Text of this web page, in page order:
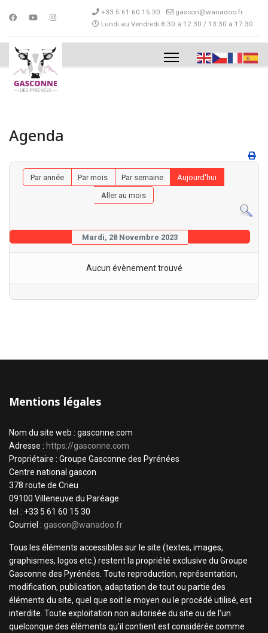
+33 5 61 60 15 30
gascon@wanadoo.fr
Lundi au Vendredi 8:30 à 12:30 / 13:30 à 17:30
Agenda
Par année Par mois Par semaine
Aujourd'hui
Aller au mois
Mardi, 28 Novembre 2023
Aucun évènement trouvé
Mentions légales
Nom du site web : gasconne.com
Adresse : https://gasconne.com
Propriétaire : Groupe Gasconne des Pyrénées
Centre national gascon
378 route de Crieu
09100 Villeneuve du Paréage
tel : +33 5 61 60 15 30
Courriel : gascon@wanadoo.fr
Tous les éléments accessibles sur le site (textes, images,
graphismes, logos etc.) restent la propriété exclusive du Groupe
Gasconne des Pyrénées. Toute reproduction, représentation,
modification, publication, adaptation de tout ou partie des
éléments du site, quel que soit le moyen ou le procédé utilisé, est
interdite. Toute exploitation non autorisée du site ou de l’un
quelconque des éléments qu’il contient est considérée comme